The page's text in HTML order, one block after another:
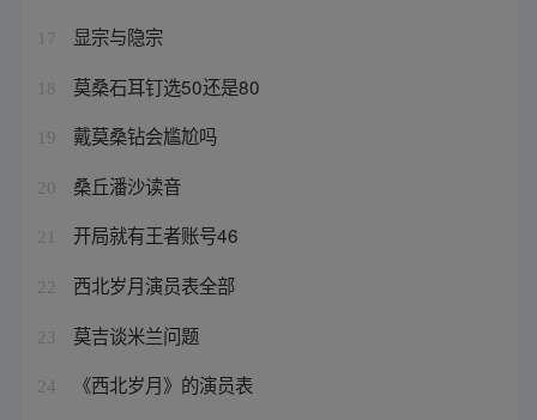
17 显宗与隐宗
18 莫桑石耳钉选50还是80
19 戴莫桑钻会尴尬吗
20 桑丘潘沙读音
21 开局就有王者账号46
22 西北岁月演员表全部
23 莫吉谈米兰问题
24 《西北岁月》的演员表